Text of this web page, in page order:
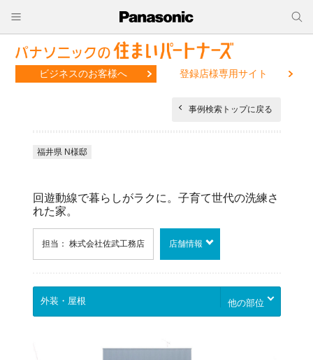
ビジネスのお客様へ 登録店様専用サイト
事例検索トップに戻る
福井県 N様邸
回遊動線で暮らしがラクに。子育て世代の洗練さ
れた家。
担当： 株式会社佐武工務店 店舗情報
他の部位